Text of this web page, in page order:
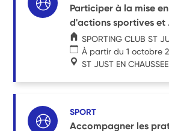
Participer à la mise
d'actions sportives et
SPORTING CLUB ST
À partir du 1 octobre
ST JUST EN CHAUSSEE
SPORT
Accompagner les